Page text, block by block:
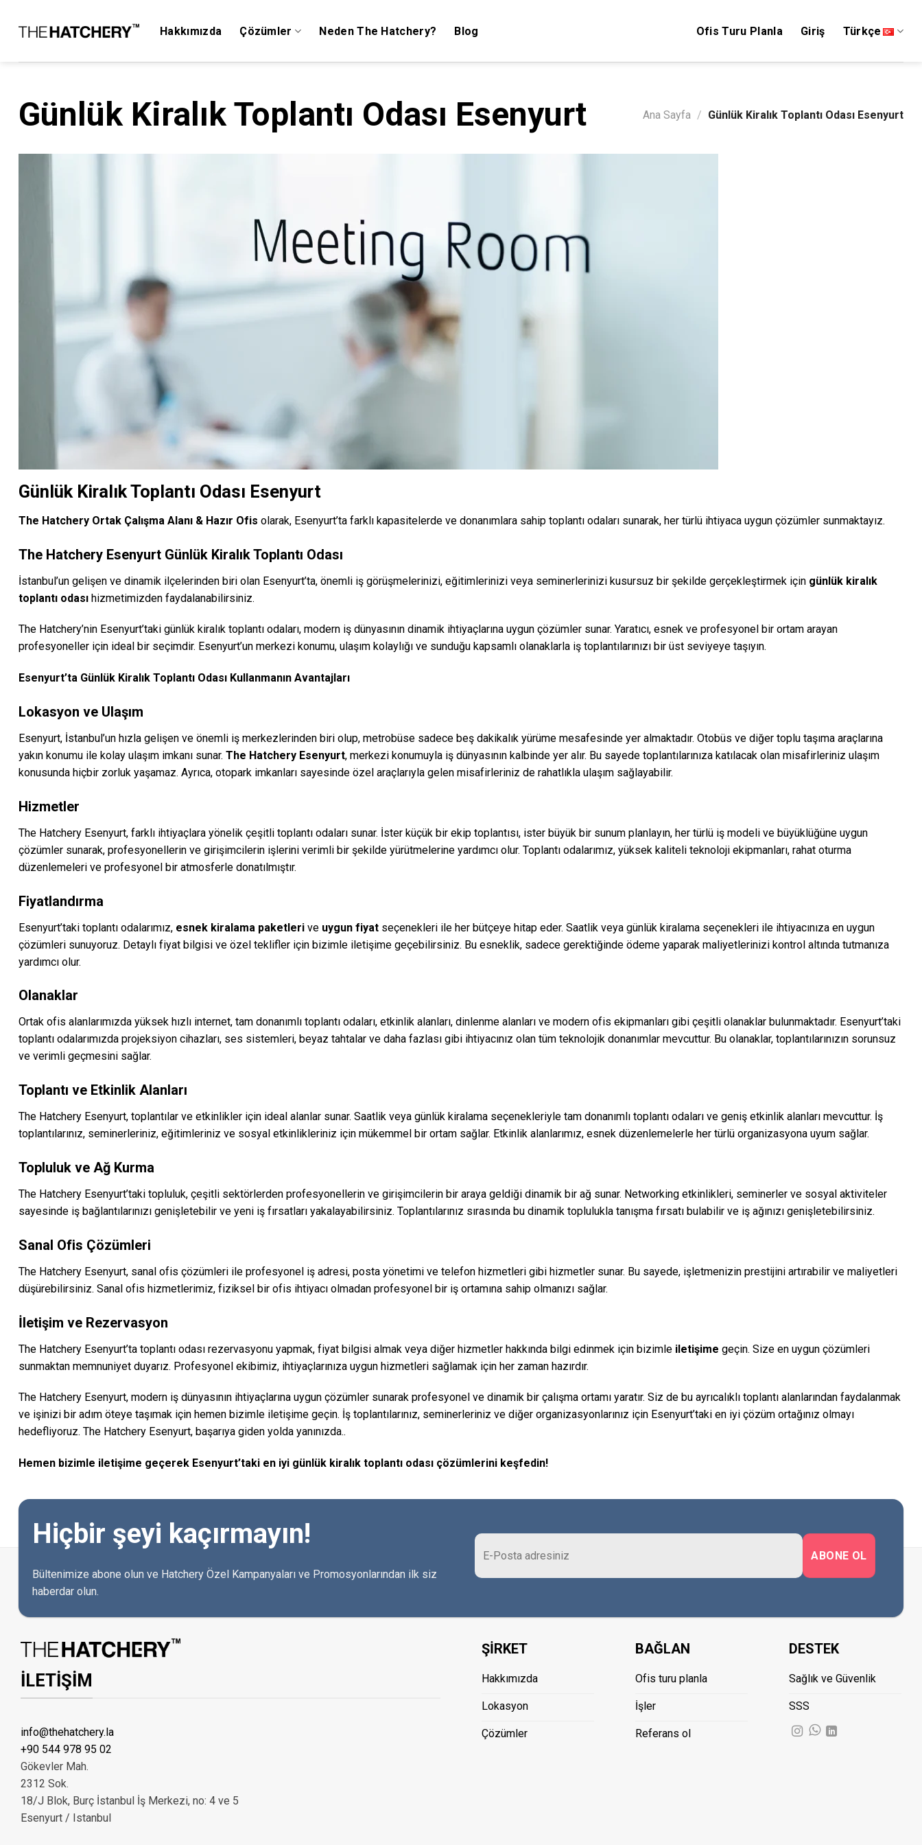
content
Hakkımızda Çözümler Neden The Hatchery? Blog Ofis Turu Planla Giriş Türkçe
Günlük Kiralık Toplantı Odası Esenyurt Ana Sayfa / Günlük Kiralık Toplantı Odası Esenyurt
Günlük Kiralık Toplantı Odası Esenyurt
The Hatchery Ortak Çalışma Alanı & Hazır Ofis olarak, Esenyurt’ta farklı kapasitelerde ve donanımlara sahip toplantı odaları sunarak, her türlü ihtiyaca uygun çözümler sunmaktayız.
The Hatchery Esenyurt Günlük Kiralık Toplantı Odası
İstanbul’un gelişen ve dinamik ilçelerinden biri olan Esenyurt’ta, önemli iş görüşmelerinizi, eğitimlerinizi veya seminerlerinizi kusursuz bir şekilde gerçekleştirmek için günlük kiralık
toplantı odası hizmetimizden faydalanabilirsiniz.
The Hatchery’nin Esenyurt’taki günlük kiralık toplantı odaları, modern iş dünyasının dinamik ihtiyaçlarına uygun çözümler sunar. Yaratıcı, esnek ve profesyonel bir ortam arayan
profesyoneller için ideal bir seçimdir. Esenyurt’un merkezi konumu, ulaşım kolaylığı ve sunduğu kapsamlı olanaklarla iş toplantılarınızı bir üst seviyeye taşıyın.
Esenyurt’ta Günlük Kiralık Toplantı Odası Kullanmanın Avantajları
Lokasyon ve Ulaşım
Esenyurt, İstanbul’un hızla gelişen ve önemli iş merkezlerinden biri olup, metrobüse sadece beş dakikalık yürüme mesafesinde yer almaktadır. Otobüs ve diğer toplu taşıma araçlarına
yakın konumu ile kolay ulaşım imkanı sunar. The Hatchery Esenyurt, merkezi konumuyla iş dünyasının kalbinde yer alır. Bu sayede toplantılarınıza katılacak olan misafirleriniz ulaşım
konusunda hiçbir zorluk yaşamaz. Ayrıca, otopark imkanları sayesinde özel araçlarıyla gelen misafirleriniz de rahatlıkla ulaşım sağlayabilir.
Hizmetler
The Hatchery Esenyurt, farklı ihtiyaçlara yönelik çeşitli toplantı odaları sunar. İster küçük bir ekip toplantısı, ister büyük bir sunum planlayın, her türlü iş modeli ve büyüklüğüne uygun
çözümler sunarak, profesyonellerin ve girişimcilerin işlerini verimli bir şekilde yürütmelerine yardımcı olur. Toplantı odalarımız, yüksek kaliteli teknoloji ekipmanları, rahat oturma
düzenlemeleri ve profesyonel bir atmosferle donatılmıştır.
Fiyatlandırma
Esenyurt’taki toplantı odalarımız, esnek kiralama paketleri ve uygun fiyat seçenekleri ile her bütçeye hitap eder. Saatlik veya günlük kiralama seçenekleri ile ihtiyacınıza en uygun
çözümleri sunuyoruz. Detaylı fiyat bilgisi ve özel teklifler için bizimle iletişime geçebilirsiniz. Bu esneklik, sadece gerektiğinde ödeme yaparak maliyetlerinizi kontrol altında tutmanıza
yardımcı olur.
Olanaklar
Ortak ofis alanlarımızda yüksek hızlı internet, tam donanımlı toplantı odaları, etkinlik alanları, dinlenme alanları ve modern ofis ekipmanları gibi çeşitli olanaklar bulunmaktadır. Esenyurt’taki
toplantı odalarımızda projeksiyon cihazları, ses sistemleri, beyaz tahtalar ve daha fazlası gibi ihtiyacınız olan tüm teknolojik donanımlar mevcuttur. Bu olanaklar, toplantılarınızın sorunsuz
ve verimli geçmesini sağlar.
Toplantı ve Etkinlik Alanları
The Hatchery Esenyurt, toplantılar ve etkinlikler için ideal alanlar sunar. Saatlik veya günlük kiralama seçenekleriyle tam donanımlı toplantı odaları ve geniş etkinlik alanları mevcuttur. İş
toplantılarınız, seminerleriniz, eğitimleriniz ve sosyal etkinlikleriniz için mükemmel bir ortam sağlar. Etkinlik alanlarımız, esnek düzenlemelerle her türlü organizasyona uyum sağlar.
Topluluk ve Ağ Kurma
The Hatchery Esenyurt’taki topluluk, çeşitli sektörlerden profesyonellerin ve girişimcilerin bir araya geldiği dinamik bir ağ sunar. Networking etkinlikleri, seminerler ve sosyal aktiviteler
sayesinde iş bağlantılarınızı genişletebilir ve yeni iş fırsatları yakalayabilirsiniz. Toplantılarınız sırasında bu dinamik toplulukla tanışma fırsatı bulabilir ve iş ağınızı genişletebilirsiniz.
Sanal Ofis Çözümleri
The Hatchery Esenyurt, sanal ofis çözümleri ile profesyonel iş adresi, posta yönetimi ve telefon hizmetleri gibi hizmetler sunar. Bu sayede, işletmenizin prestijini artırabilir ve maliyetleri
düşürebilirsiniz. Sanal ofis hizmetlerimiz, fiziksel bir ofis ihtiyacı olmadan profesyonel bir iş ortamına sahip olmanızı sağlar.
İletişim ve Rezervasyon
The Hatchery Esenyurt’ta toplantı odası rezervasyonu yapmak, fiyat bilgisi almak veya diğer hizmetler hakkında bilgi edinmek için bizimle iletişime geçin. Size en uygun çözümleri
sunmaktan memnuniyet duyarız. Profesyonel ekibimiz, ihtiyaçlarınıza uygun hizmetleri sağlamak için her zaman hazırdır.
The Hatchery Esenyurt, modern iş dünyasının ihtiyaçlarına uygun çözümler sunarak profesyonel ve dinamik bir çalışma ortamı yaratır. Siz de bu ayrıcalıklı toplantı alanlarından faydalanmak
ve işinizi bir adım öteye taşımak için hemen bizimle iletişime geçin. İş toplantılarınız, seminerleriniz ve diğer organizasyonlarınız için Esenyurt’taki en iyi çözüm ortağınız olmayı
hedefliyoruz. The Hatchery Esenyurt, başarıya giden yolda yanınızda..
Hemen bizimle iletişime geçerek Esenyurt’taki en iyi günlük kiralık toplantı odası çözümlerini keşfedin!
Hiçbir şeyi kaçırmayın!
Bültenimize abone olun ve Hatchery Özel Kampanyaları ve Promosyonlarından ilk siz
haberdar olun.
İLETİŞİM
info@thehatchery.la
+90 544 978 95 02
Gökevler Mah.
2312 Sok.
18/J Blok, Burç İstanbul İş Merkezi, no: 4 ve 5
Esenyurt / Istanbul
ŞİRKET
Hakkımızda
Lokasyon
Çözümler
BAĞLAN
Ofis turu planla
İşler
Referans ol
DESTEK
Sağlık ve Güvenlik
SSS